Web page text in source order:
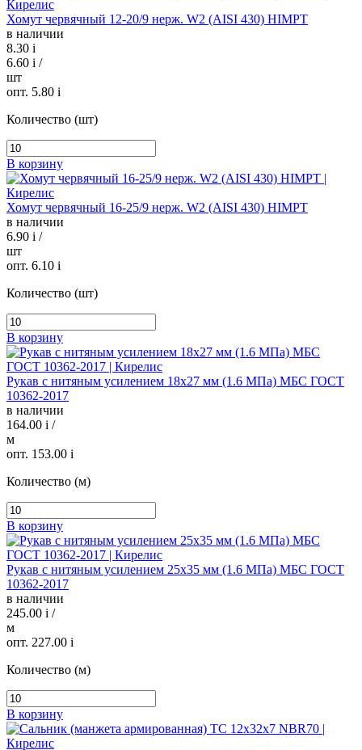
Хомут червячный 12-20/9 нерж. W2 (AISI 430) HIMPT
в наличии
8.30 i
6.60 i /
шт
опт. 5.80 i
Количество (шт)
В корзину
Хомут червячный 16-25/9 нерж. W2 (AISI 430) HIMPT
в наличии
6.90 i /
шт
опт. 6.10 i
Количество (шт)
В корзину
Рукав с нитяным усилением 18х27 мм (1.6 МПа) МБС ГОСТ
10362-2017
в наличии
164.00 i /
м
опт. 153.00 i
Количество (м)
В корзину
Рукав с нитяным усилением 25х35 мм (1.6 МПа) МБС ГОСТ
10362-2017
в наличии
245.00 i /
м
опт. 227.00 i
Количество (м)
В корзину